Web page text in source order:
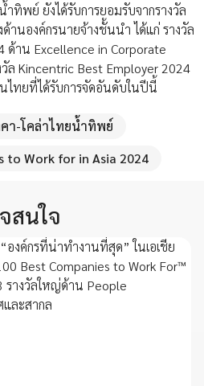
ทิพย์ ยังได้รับการยอมรับจากรางวัล
นองค์กรนายจ้างชั้นนำ ได้แก่ รางวัล
ด้าน Excellence in Corporate
ล Kincentric Best Employer 2024
ไทยที่ได้รับการจัดอันดับในปีนี้
า-โคล่าไทยน้ำทิพย์
to Work for in Asia 2024
สนใจ